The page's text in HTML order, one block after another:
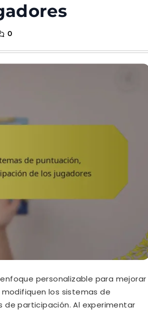
0
personalizable para mejorar
los sistemas de
participación. Al experimentar